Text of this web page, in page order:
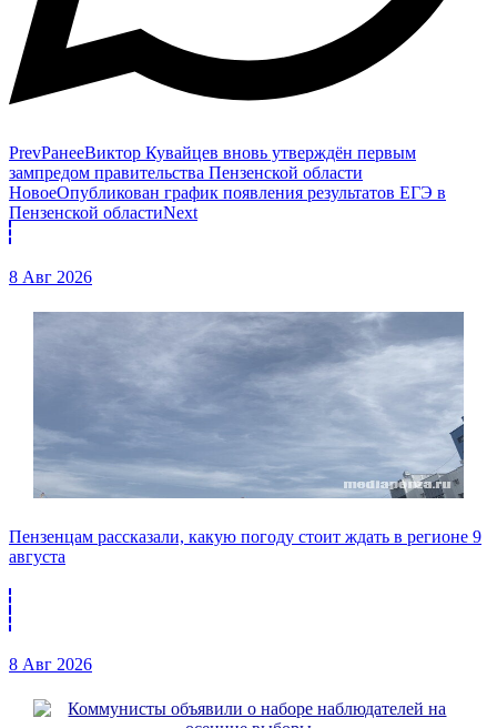
PrevРанееВиктор Кувайцев вновь утверждён первым
зампредом правительства Пензенской области
НовоеОпубликован график появления результатов ЕГЭ в
Пензенской областиNext
8 Авг 2026
Пензенцам рассказали, какую погоду стоит ждать в регионе 9
августа
8 Авг 2026